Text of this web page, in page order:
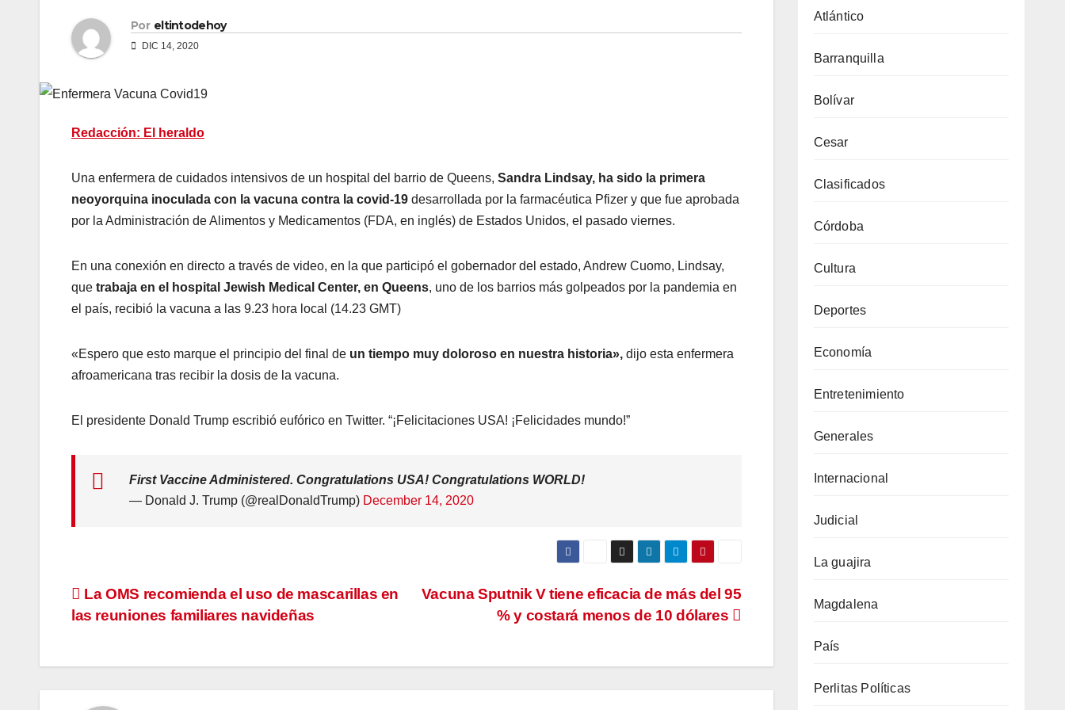
Por eltintodehoy
DIC 14, 2020
Redacción: El heraldo
Una enfermera de cuidados intensivos de un hospital del barrio de Queens, Sandra Lindsay, ha sido la primera
neoyorquina inoculada con la vacuna contra la covid-19 desarrollada por la farmacéutica Pfizer y que fue aprobada
por la Administración de Alimentos y Medicamentos (FDA, en inglés) de Estados Unidos, el pasado viernes.
En una conexión en directo a través de video, en la que participó el gobernador del estado, Andrew Cuomo, Lindsay,
que trabaja en el hospital Jewish Medical Center, en Queens, uno de los barrios más golpeados por la pandemia en
el país, recibió la vacuna a las 9.23 hora local (14.23 GMT)
«Espero que esto marque el principio del final de un tiempo muy doloroso en nuestra historia», dijo esta enfermera
afroamericana tras recibir la dosis de la vacuna.
El presidente Donald Trump escribió eufórico en Twitter. “¡Felicitaciones USA! ¡Felicidades mundo!”
First Vaccine Administered. Congratulations USA! Congratulations WORLD!
— Donald J. Trump (@realDonaldTrump) December 14, 2020
Navegación
entradas
Vacuna Sputnik V tiene eficacia de más del 95
% y costará menos de 10 dólares
La OMS recomienda el uso de mascarillas en
las reuniones familiares navideñas
Atlántico
Barranquilla
Bolívar
Cesar
Clasificados
Córdoba
Cultura
Deportes
Economía
Entretenimiento
Generales
Internacional
Judicial
La guajira
Magdalena
País
Perlitas Políticas